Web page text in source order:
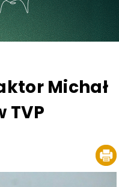
Michał
TVP